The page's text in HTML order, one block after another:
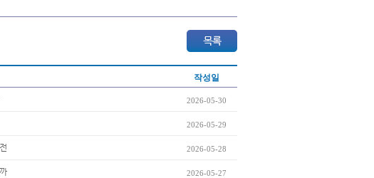
작성일
2026-05-30
2026-05-29
2026-05-28
2026-05-27